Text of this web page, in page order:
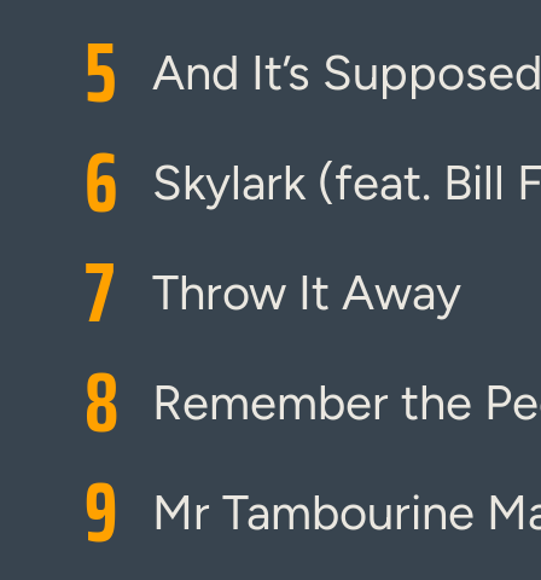
5 And It’s
6 Skylark (feat. Bill
7 Throw It Away
8 Remember the
9 Mr Tambourine